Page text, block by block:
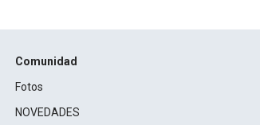
Comunidad
Fotos
NOVEDADES